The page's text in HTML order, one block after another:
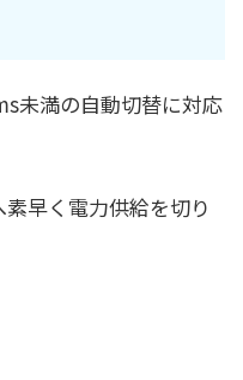
未満の自動切替に対応
早く電力供給を切り